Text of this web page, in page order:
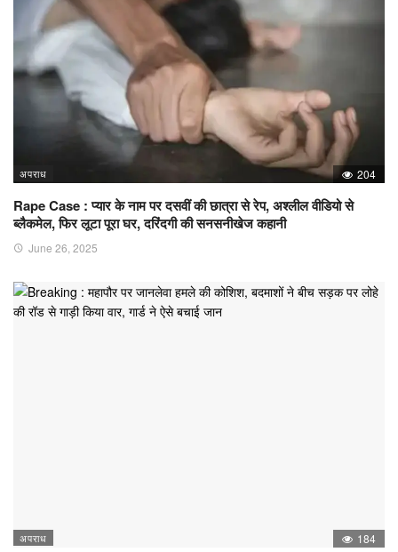
अपराध 204
Rape Case : प्यार के नाम पर दसवीं की छात्रा से रेप, अश्लील वीडियो से
ब्लैकमेल, फिर लूटा पूरा घर, दरिंदगी की सनसनीखेज कहानी
June 26, 2025
अपराध 184